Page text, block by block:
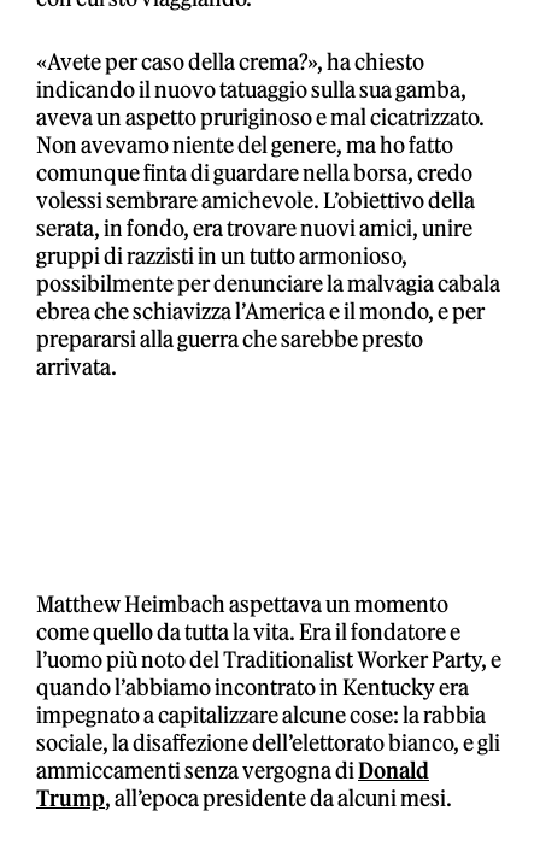
«Avete per caso della crema?», ha chiesto
indicando il nuovo tatuaggio sulla sua gamba,
aveva un aspetto pruriginoso e mal cicatrizzato.
Non avevamo niente del genere, ma ho fatto
comunque finta di guardare nella borsa, credo
volessi sembrare amichevole. L’obiettivo della
serata, in fondo, era trovare nuovi amici, unire
gruppi di razzisti in un tutto armonioso,
possibilmente per denunciare la malvagia cabala
ebrea che schiavizza l’America e il mondo, e per
prepararsi alla guerra che sarebbe presto
arrivata.
Matthew Heimbach aspettava un momento
come quello da tutta la vita. Era il fondatore e
l’uomo più noto del Traditionalist Worker Party, e
quando l’abbiamo incontrato in Kentucky era
impegnato a capitalizzare alcune cose: la rabbia
sociale, la disaffezione dell’elettorato bianco, e gli
ammiccamenti senza vergogna diDonald
Trump, all’epoca presidente da alcuni mesi.